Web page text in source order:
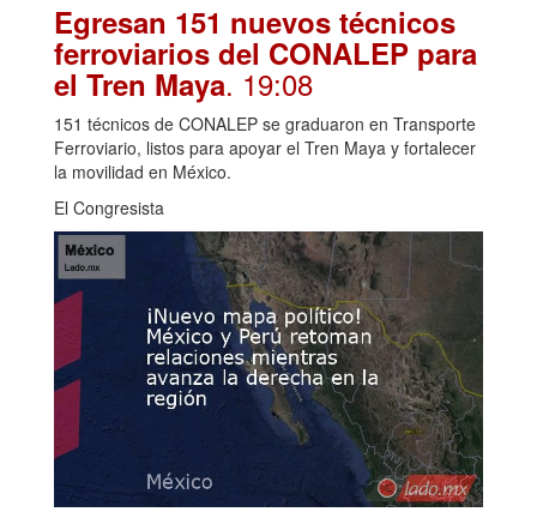
Egresan 151 nuevos técnicos
ferroviarios del CONALEP para
el Tren Maya. 19:08
151 técnicos de CONALEP se graduaron en Transporte
Ferroviario, listos para apoyar el Tren Maya y fortalecer
la movilidad en México.
El Congresista